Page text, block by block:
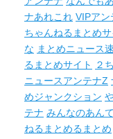
ナあれこれ VIPアン
ちゃんねるまとめ
な まとめニュース
るまとめサイト
２
ニュースアンテナZ
めジャンクション
テナ みんなのあん
ねるまとめるまとめ